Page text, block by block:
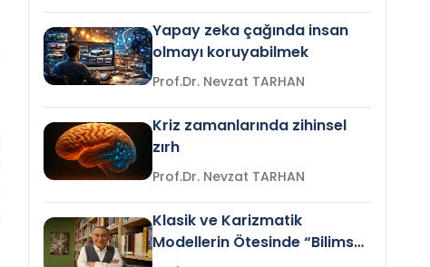
Yapay zeka çağında insan
olmayı koruyabilmek
Prof.Dr. Nevzat TARHAN
Kriz zamanlarında zihinsel
zırh
Prof.Dr. Nevzat TARHAN
Klasik ve Karizmatik
Modellerin Ötesinde “Bilimsel